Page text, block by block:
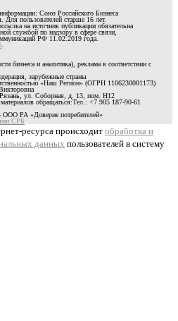
Союз Российского Бизнеса
пользователей старше 16 лет.
на источник публикации обязательна
службой по надзору в сфере связи,
РФ 11.02.2019 года.
бизнеса и аналитика), реклама в соответствии с
зарубежные страны
«Наш Регион» (ОГРН 1106230001173)
ул. Соборная, д. 13, пом. Н12
обращаться:Тел.: +7 905 187-90-61
РА «Доверие потребителей»
СРБ
ресурса происходит обработка и
данных пользователей в систему